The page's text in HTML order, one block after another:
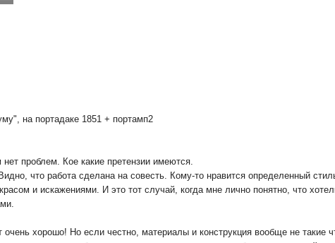
на портадаке 1851 + портамп2
проблем. Кое какие претензии имеются.
что работа сделана на совесть. Кому-то нравится определенный
и искажениями. И это тот случай, когда мне лично понятно, что
хорошо! Но если честно, материалы и конструкция вообще не такие